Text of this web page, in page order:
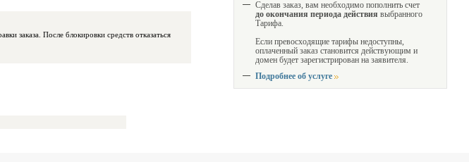
отказаться
Сделав заказ, вам необходимо пополнить счет
до окончания периода действия выбранного
Тарифа.
Если превосходящие тарифы недоступны,
оплаченный заказ становится действующим и
домен будет зарегистрирован на заявителя.
Подробнее об услуге